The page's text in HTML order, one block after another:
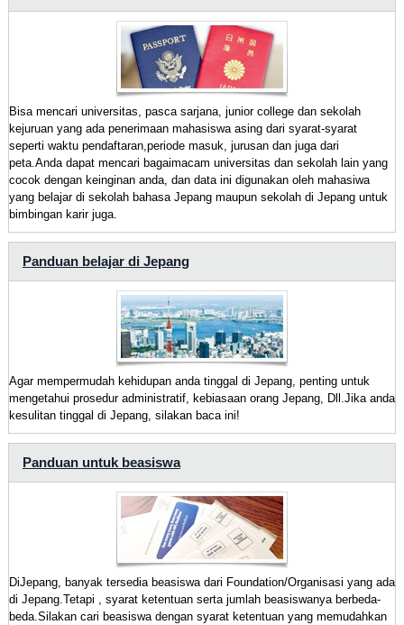
Bisa mencari universitas, pasca sarjana, junior college dan sekolah
kejuruan yang ada penerimaan mahasiswa asing dari syarat-syarat
seperti waktu pendaftaran,periode masuk, jurusan dan juga dari
peta.Anda dapat mencari bagaimacam universitas dan sekolah lain yang
cocok dengan keinginan anda, dan data ini digunakan oleh mahasiwa
yang belajar di sekolah bahasa Jepang maupun sekolah di Jepang untuk
bimbingan karir juga.
Panduan belajar di Jepang
Agar mempermudah kehidupan anda tinggal di Jepang, penting untuk
mengetahui prosedur administratif, kebiasaan orang Jepang, Dll.Jika anda
kesulitan tinggal di Jepang, silakan baca ini!
Panduan untuk beasiswa
DiJepang, banyak tersedia beasiswa dari Foundation/Organisasi yang ada
di Jepang.Tetapi , syarat ketentuan serta jumlah beasiswanya berbeda-
beda.Silakan cari beasiswa dengan syarat ketentuan yang memudahkan